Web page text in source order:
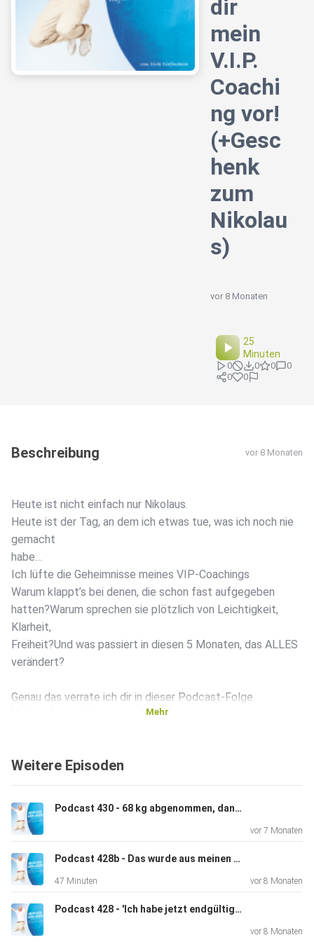
dir
mein
V.I.P.
Coachi
ng vor!
(+Gesc
henk
zum
Nikolau
s)
vor 8 Monaten
25
Minuten
0 0 0
0
0
0
Beschreibung vor 8 Monaten
Heute ist nicht einfach nur Nikolaus.
Heute ist der Tag, an dem ich etwas tue, was ich noch nie
gemacht
habe…
Ich lüfte die Geheimnisse meines VIP-Coachings
Warum klappt’s bei denen, die schon fast aufgegeben
hatten?Warum sprechen sie plötzlich von Leichtigkeit,
Klarheit,
Freiheit?Und was passiert in diesen 5 Monaten, das ALLES
verändert?
Genau das verrate ich dir in dieser Podcast-Folge.
Und nur heute bekommst du:
Exklusiven Vorab-Zugang zum V.I.P.-Coaching, meinem
Coaching überhaupt
Deinen Platz vor allen anderen
Einen knallharten Nikolaus-Rabatt
Tagen
ausgebucht.
Mehr
Weitere Episoden
Podcast 430 - 68 kg abgenommen, dank V.I.P.-Coaching! (Interview mit V.I.P.-Coachee Christiane)
vor 7 Monaten
Podcast 428b - Das wurde aus meinen Zielen! (My Way 2025 XII)
47 Minuten vor 8 Monaten
Podcast 428 - 'Ich habe jetzt endgültig die alten Klamotten entsorgt' (Interview mit V.I.P. Coachee Anja)
vor 8 Monaten